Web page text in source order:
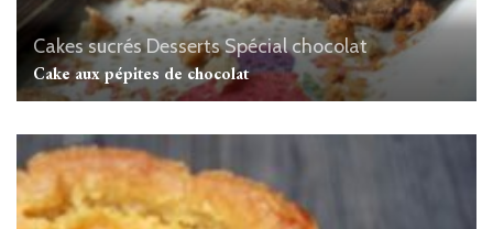
Cakes sucrésDessertsSpécial chocolat
Cake aux pépites de chocolat